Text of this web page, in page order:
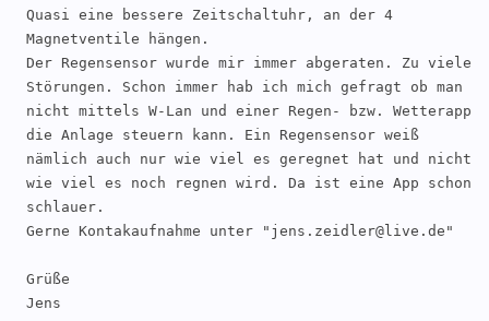
Quasi eine bessere Zeitschaltuhr, an der 4
Magnetventile hängen.
Der Regensensor wurde mir immer abgeraten. Zu viele
Störungen. Schon immer hab ich mich gefragt ob man
nicht mittels W-Lan und einer Regen- bzw. Wetterapp
die Anlage steuern kann. Ein Regensensor weiß
nämlich auch nur wie viel es geregnet hat und nicht
wie viel es noch regnen wird. Da ist eine App schon
schlauer.
Gerne Kontakaufnahme unter "jens.zeidler@live.de"
Grüße
Jens